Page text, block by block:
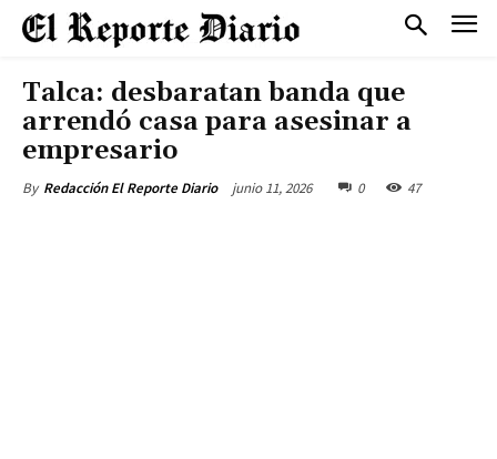
Talca: desbaratan banda que
arrendó casa para asesinar a
empresario
By Redacción El Reporte Diario junio 11, 2026 0 47